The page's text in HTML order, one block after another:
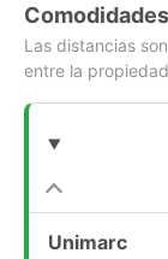
Las distancias
entre la
Unimarc